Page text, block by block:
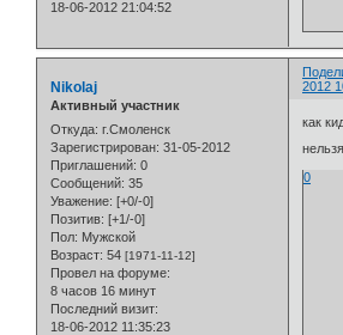
18-06-2012 21:04:52
2012
Nikolaj
Активный участник
Откуда: г.Смоленск
Зарегистрирован: 31-05-2012
Приглашений: 0
Сообщений: 35
Уважение: [+0/-0]
Позитив: [+1/-0]
Пол: Мужской
Возраст: 54 [1971-11-12]
Провел на форуме:
8 часов 16 минут
Последний визит:
18-06-2012 11:35:23
как
0